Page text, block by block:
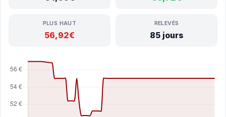
PLUS HAUT
56,92€
RELEVÉS
85 jours